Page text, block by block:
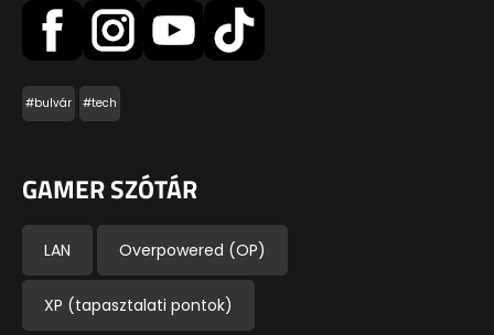
#bulvár #tech
GAMER SZÓTÁR
LAN Overpowered (OP)
XP (tapasztalati pontok)